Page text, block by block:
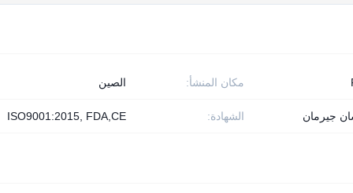
مكان المنشأ: الصين
الشهادة: ISO9001:2015, FDA,CE جيرمان